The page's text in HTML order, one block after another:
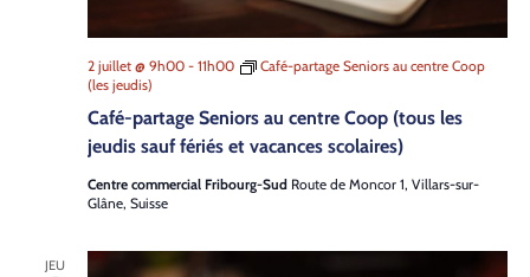
Café-partage Seniors au centre Coop (tous les
jeudis sauf fériés et vacances scolaires)
2 juillet @ 9h00- 11h00
Café-partage Seniors au centre Coop
(les jeudis)
Centre commercial Fribourg-Sud Route de Moncor 1, Villars-sur-
Glâne, Suisse
JEU